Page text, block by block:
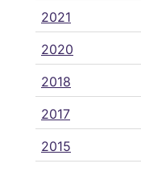
2021
2020
2018
2017
2015